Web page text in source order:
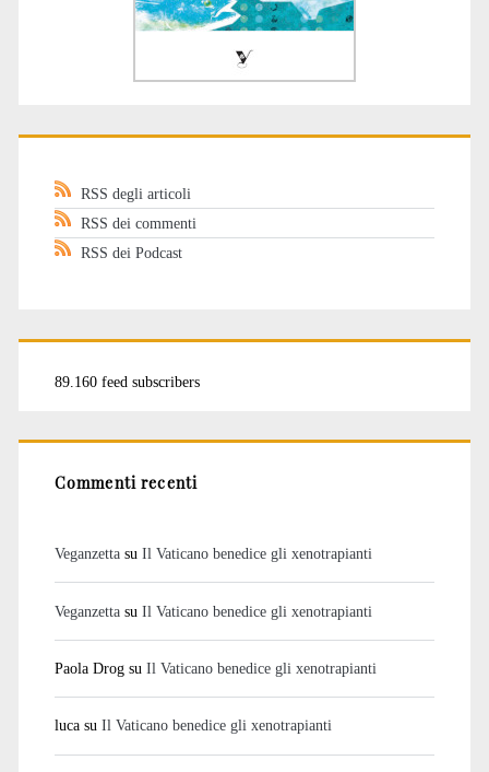
RSS degli articoli
RSS dei commenti
RSS dei Podcast
89.160 feed subscribers
Commenti recenti
Veganzettasu Il Vaticano benedice gli xenotrapianti
Veganzettasu Il Vaticano benedice gli xenotrapianti
Paola Drogsu Il Vaticano benedice gli xenotrapianti
lucasu Il Vaticano benedice gli xenotrapianti